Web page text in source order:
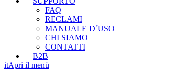
FAQ
RECLAMI
MANUALE D´USO
CHI SIAMO
CONTATTI
B2B
itApri il menù